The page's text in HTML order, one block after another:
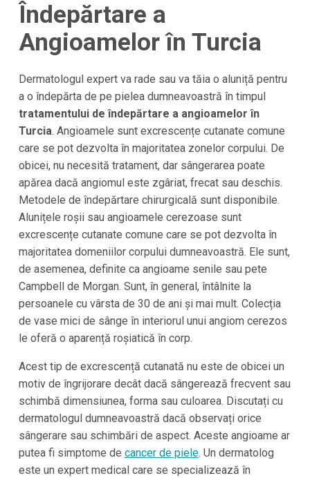
Îndepărtare a
Angioamelor în Turcia
Dermatologul expert va rade sau va tăia o aluniță pentru
a o îndepărta de pe pielea dumneavoastră în timpul
tratamentului de îndepărtare a angioamelor în
Turcia. Angioamele sunt excrescențe cutanate comune
care se pot dezvolta în majoritatea zonelor corpului. De
obicei, nu necesită tratament, dar sângerarea poate
apărea dacă angiomul este zgâriat, frecat sau deschis.
Metodele de îndepărtare chirurgicală sunt disponibile.
Alunițele roșii sau angioamele cerezoase sunt
excrescențe cutanate comune care se pot dezvolta în
majoritatea domeniilor corpului dumneavoastră. Ele sunt,
de asemenea, definite ca angioame senile sau pete
Campbell de Morgan. Sunt, în general, întâlnite la
persoanele cu vârsta de 30 de ani și mai mult. Colecția
de vase mici de sânge în interiorul unui angiom cerezos
le oferă o aparență roșiatică în corp.
Acest tip de excrescență cutanată nu este de obicei un
motiv de îngrijorare decât dacă sângerează frecvent sau
schimbă dimensiunea, forma sau culoarea. Discutați cu
dermatologul dumneavoastră dacă observați orice
sângerare sau schimbări de aspect. Aceste angioame ar
putea fi simptome de cancer de piele. Un dermatolog
este un expert medical care se specializează în